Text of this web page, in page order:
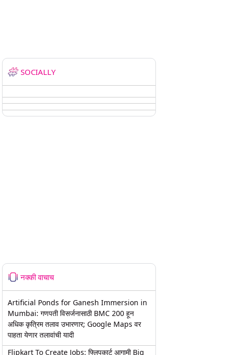
SOCIALLY
नक्की वाचाच
Artificial Ponds for Ganesh Immersion in
Mumbai: गणपती विसर्जनासाठी BMC 200 हून
अधिक कृत्रिम तलाव उभारणार; Google Maps वर
पाहता येणार तलावांची यादी
Flipkart To Create Jobs: फ्लिपकार्ट आगामी Big